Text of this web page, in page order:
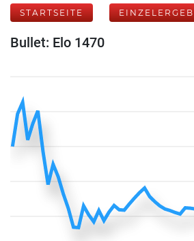
STARTSEITE
Bullet: Elo 1470